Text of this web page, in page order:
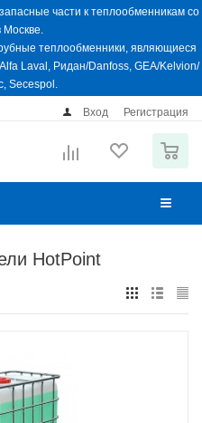
части к теплообменникам со
Москве.
теплообменники, являющиеся
Laval, Ридан/Danfoss, GEA/Kelvion/
Secespol.
Вход Регистрация
HotPoint